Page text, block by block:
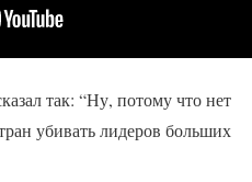
так: “Ну, потому что нет
убивать лидеров больших